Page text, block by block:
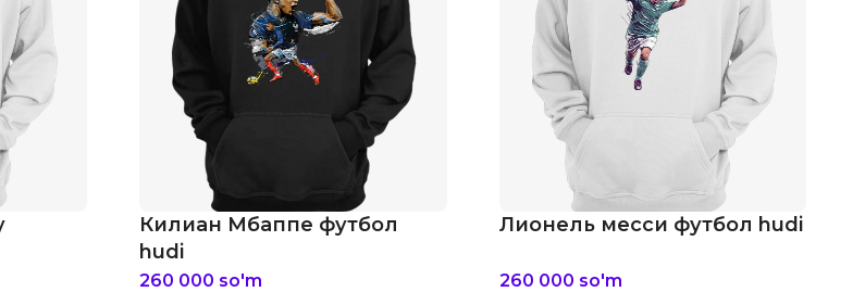
Килиан Мбаппе футбол
hudi
260 000 so'm
Лионель месси футбол hudi
260 000 so'm